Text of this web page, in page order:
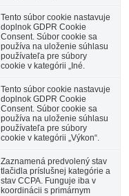
Tento súbor cookie nastavuje
doplnok GDPR Cookie
Consent. Súbor cookie sa
používa na uloženie súhlasu
používateľa pre súbory
cookie v kategórii „Iné.
Tento súbor cookie nastavuje
doplnok GDPR Cookie
Consent. Súbor cookie sa
používa na uloženie súhlasu
používateľa pre súbory
cookie v kategórii „Výkon“.
Zaznamená predvolený stav
tlačidla príslušnej kategórie a
stav CCPA. Funguje iba v
koordinácii s primárnym